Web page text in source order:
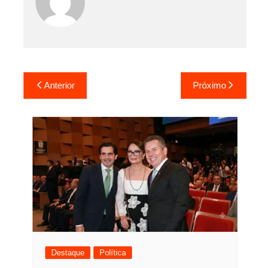
Navegação
de
Post
Anterior Próximo
Destaque Política